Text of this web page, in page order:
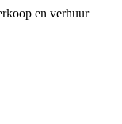
en verhuur